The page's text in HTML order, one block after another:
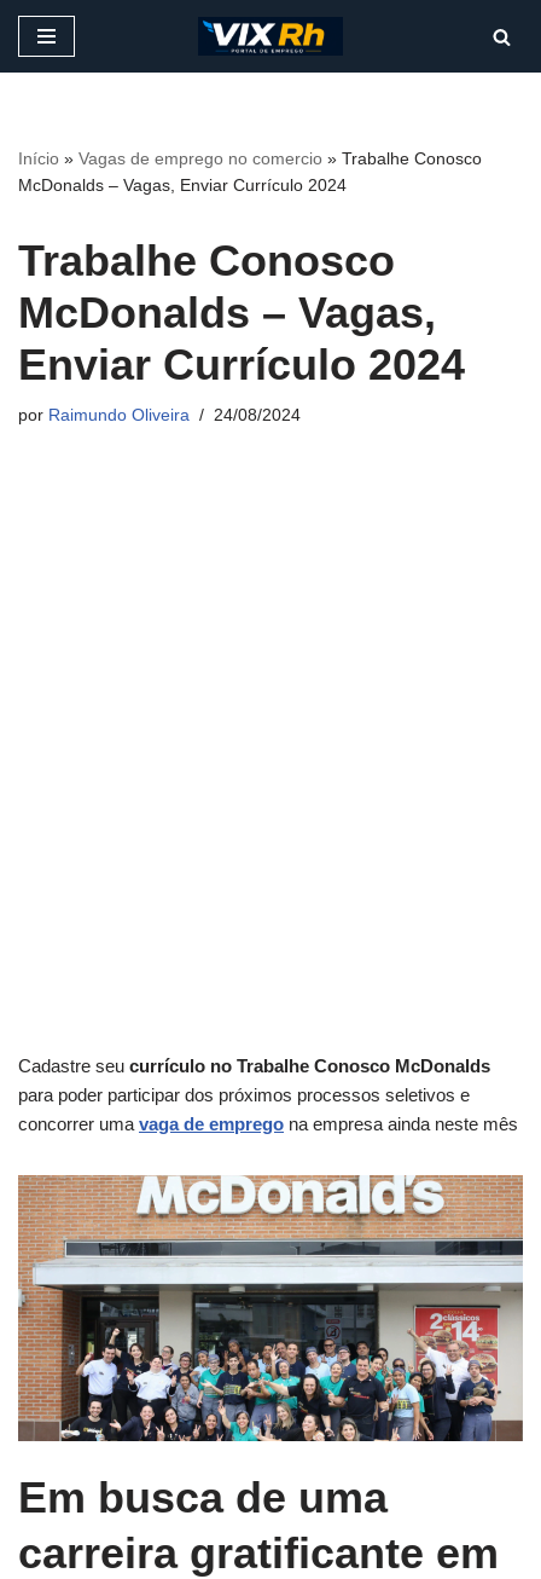
conteúdo
Início » Vagas de emprego no comercio » Trabalhe Conosco
McDonalds – Vagas, Enviar Currículo 2024
Trabalhe Conosco
McDonalds – Vagas,
Enviar Currículo 2024
por Raimundo Oliveira 24/08/2024
Cadastre seu currículo no Trabalhe Conosco McDonalds
para poder participar dos próximos processos seletivos e
concorrer uma vaga de emprego na empresa ainda neste mês
Em busca de uma
carreira gratificante em